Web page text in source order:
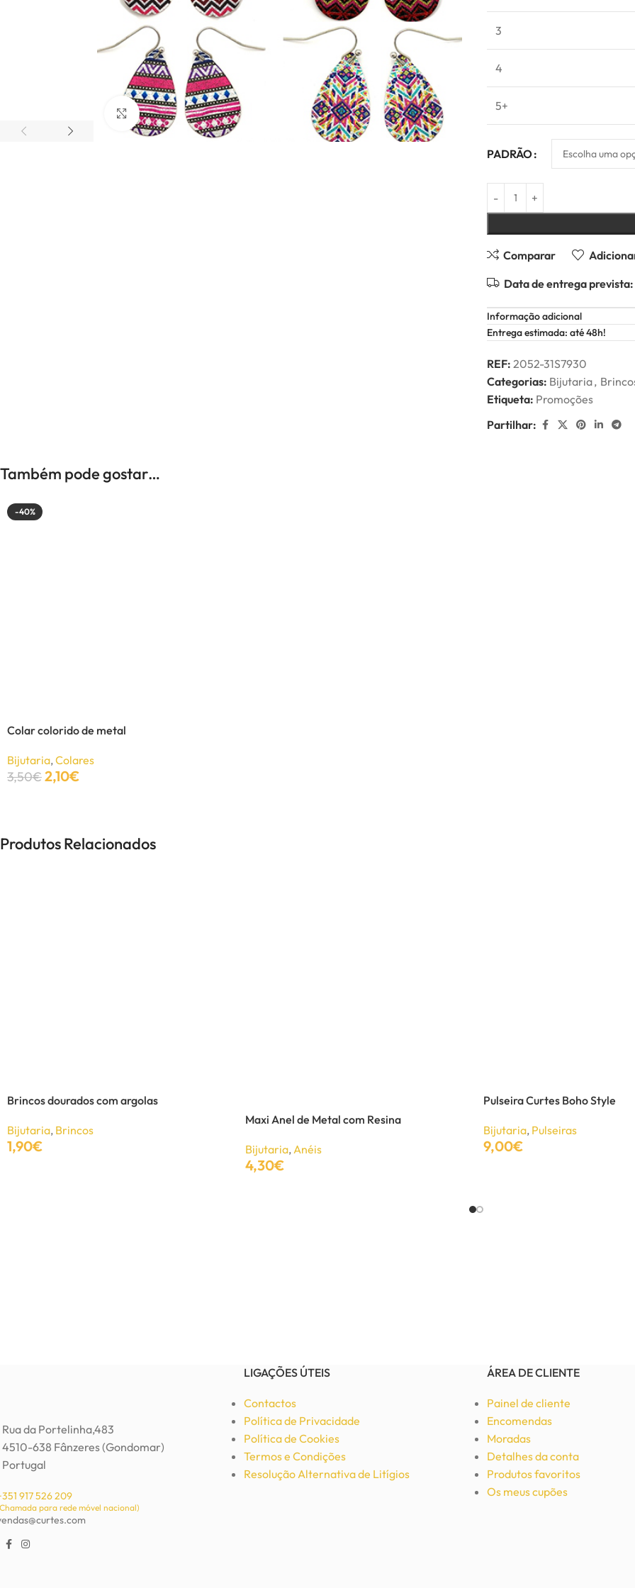
Click to enlarge
3
4
5+
PADRÃO
Comparar
Data de entrega prevista:
Informação adicional
Entrega estimada: até 48h!
REF: 2052-31S7930
Categorias: Bijutaria,
Etiqueta: Promoções
Partilhar:
Também pode gostar…
-40%
Colar colorido de metal
Bijutaria,Colares
3,50€2,10€
Produtos Relacionados
Brincos dourados com argolas
Bijutaria, Brincos
1,90€
Maxi Anel de Metal com Resina
Bijutaria,Anéis
4,30€
Pulseira Curtes Boho Style
Bijutaria, Pulseiras
9,00€
Rua da Portelinha,483
4510-638 Fânzeres (Gondomar)
Portugal
917 526 209
para rede móvel nacional)
LIGAÇÕES ÚTEIS
Contactos
Política de Privacidade
Política de Cookies
Termos e Condições
Resolução Alternativa de Litígios
ÁREA DE CLIENTE
Painel de cliente
Encomendas
Moradas
Detalhes da conta
Produtos favoritos
Os meus cupões